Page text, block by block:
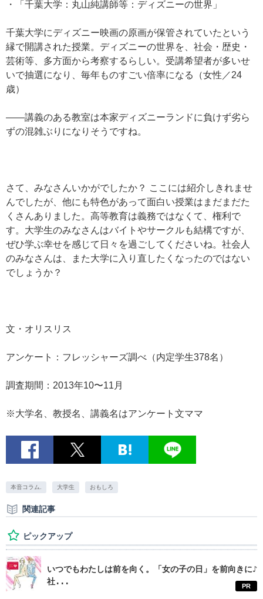
・「千葉大学：丸山純講師等：ディズニーの世界」
千葉大学にディズニー映画の原画が保管されていたという
縁で開講された授業。ディズニーの世界を、社会・歴史・
芸術等、多方面から考察するらしい。受講希望者が多いせ
いで抽選になり、毎年ものすごい倍率になる（女性／24
歳）
——講義のある教室は本家ディズニーランドに負けず劣ら
ずの混雑ぶりになりそうですね。
さて、みなさんいかがでしたか？ ここには紹介しきれませ
んでしたが、他にも特色があって面白い授業はまだまだた
くさんありました。高等教育は義務ではなくて、権利で
す。大学生のみなさんはバイトやサークルも結構ですが、
ぜひ学ぶ幸せを感じて日々を過ごしてくださいね。社会人
のみなさんは、また大学に入り直したくなったのではない
でしょうか？
文・オリスリス
アンケート：フレッシャーズ調べ（内定学生378名）
調査期間：2013年10〜11月
※大学名、教授名、講義名はアンケート文ママ
本音コラム. 大学生 おもしろ
関連記事
ピックアップ
いつでもわたしは前を向く。「女の子の日」を前向きに♪
社...
PR